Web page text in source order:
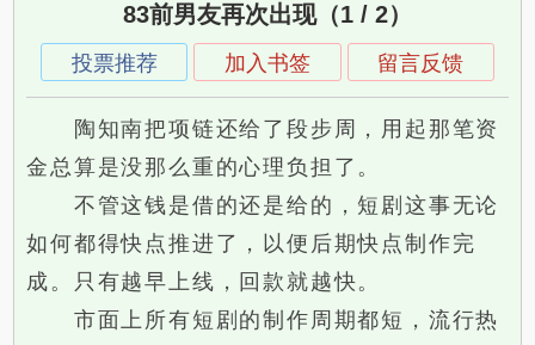
83前男友再次出现（1 / 2）
投票推荐 加入书签 留言反馈
陶知南把项链还给了段步周，用起那笔资
金总算是没那么重的心理负担了。
不管这钱是借的还是给的，短剧这事无论
如何都得快点推进了，以便后期快点制作完
成。只有越早上线，回款就越快。
市面上所有短剧的制作周期都短，流行热